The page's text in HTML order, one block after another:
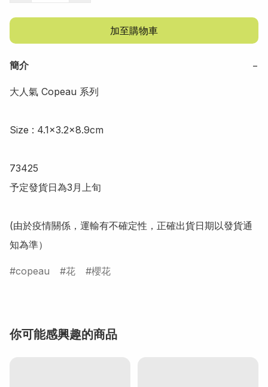
加至購物車
簡介 −
大人氣 Copeau 系列
Size : 4.1x3.2x8.9cm
73425
予定發貨日為3月上旬
(由於疫情關係，運輸有不確定性，正確出貨日期以發貨通
知為準）
copeau 花 櫻花
你可能感興趣的商品